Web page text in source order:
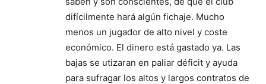
difícilmente hará algún fichaje. Mucho
menos un jugador de alto nivel y coste
económico. El dinero está gastado ya. Las
bajas se utizaran en paliar déficit y ayuda
para sufragar los altos y largos contratos de